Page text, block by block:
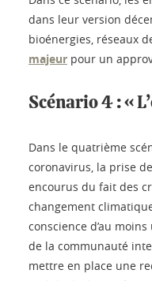
dans leur version
bioénergies, réseaux
majeur pour un
Scénario 4 : «
Dans le quatrième
coronavirus, la prise
encourus du fait des
changement
conscience d’au
de la communauté
mettre en place une